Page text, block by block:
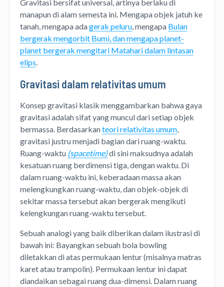
Gravitasi bersifat universal, artinya berlaku di
manapun di alam semesta ini. Mengapa objek jatuh ke
tanah, mengapa adagerak peluru, mengapa Bulan
bergerak mengorbit Bumi, dan mengapa planet-
planet bergerak mengitari Matahari dalam lintasan
elips.
Gravitasi dalam relativitas umum
Konsep gravitasi klasik menggambarkan bahwa gaya
gravitasi adalah sifat yang muncul dari setiap objek
bermassa. Berdasarkanteori relativitas umum,
gravitasi justru menjadi bagian dari ruang-waktu.
Ruang-waktu (spacetime)di sini maksudnya adalah
kesatuan ruang berdimensi tiga, dengan waktu. Di
dalam ruang-waktu ini, keberadaan massa akan
melengkungkan ruang-waktu, dan objek-objek di
sekitar massa tersebut akan bergerak mengikuti
kelengkungan ruang-waktu tersebut.
Sebuah analogi yang baik diberikan dalam ilustrasi di
bawah ini: Bayangkan sebuah bola bowling
diletakkan di atas permukaan lentur (misalnya matras
karet atau trampolin). Permukaan lentur ini dapat
diandaikan sebagai ruang dua-dimensi. Dalam ruang